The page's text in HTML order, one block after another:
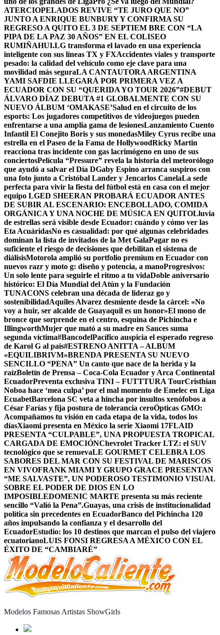
ATERCIOPELADOS REVIVE “TE JURO QUE NO”
JUNTO A ENRIQUE BUNBURY Y CONFIRMA SU
REGRESO A QUITO EL 3 DE SEPTIEM BRE CON “LA
PIPA DE LA PAZ 30 AÑOS” EN EL COLISEO
RUMIÑAHUI.LG transforma el lavado en una experiencia
inteligente con sus líneas TX y FXAccidentes viales y transporte
pesado: la calidad del vehículo como eje clave para una
movilidad más seguraLA CANTAUTORA ARGENTINA
YAMI SAFDIE LLEGARÁ POR PRIMERA VEZ A
ECUADOR CON SU “QUERIDA YO TOUR 2026”#DEBUT
ÁLVARO DÍAZ DEBUTA #1 GLOBALMENTE CON SU
NUEVO ÁLBUM ‘OMAKASE’Salud en el circuito de los
esports: Los jugadores competitivos de videojuegos pueden
enfrentarse a una amplia gama de lesionesLanzamiento Cuento
Infantil El Conejito Boris y sus monedasMiley Cyrus recibe una
estrella en el Paseo de la Fama de HollywoodRicky Martin
reacciona tras incidente con gas lacrimógeno en uno de sus
conciertosPelícula “Pressure” revela la historia del meteorólogo
que ayudó a salvar el Día DGaby Espino arranca suspiros con
una foto junto a Cristóbal Lander y Jencarlos CanelaLa sede
perfecta para vivir la fiesta del fútbol está en casa con el mejor
equipo LGED SHEERAN PROBARÁ ECUADOR ANTES
DE SUBIR AL ESCENARIO: ENCEBOLLADO, COMIDA
ORGÁNICA Y UNA NOCHE DE MÚSICA EN QUITOLluvia
de estrellas será visible desde Ecuador: cuándo y cómo ver las
Eta AcuáridasNo es casualidad: por qué algunas celebridades
dominan la lista de invitados de la Met GalaPagar no es
suficiente el riesgo de decisiones que debilitan el sistema de
diálisisMotorola amplió su portfolio premium en Ecuador con
nuevos razr y moto g: diseño y potencia, a manoProgresivos:
Un solo lente para seguirle el ritmo a tu vidaDoble aniversario
histórico: El Día Mundial del Atún y la Fundación
TUNACONS celebran una década de lideraz go y
sostenibilidadAquiles Alvarez desmiente desde la cárcel: «No
voy a huir, ser alcalde de Guayaquil es un honor»El mono de
bronce que sorprende en el centro, esquina de Pichincha e
IllingworthMujer que mató a su madre en Sauces suma
segunda víctima#BancodelPacífico auspicia el esperado regreso
de Karol G al país#ESTRENO ANITTA – ALBUM
«EQUILIBRIVM»BRENDA PRESENTA SU NUEVO
SENCILLO “PENA” Un canto que nace de la herida y la
raízBoletín de Prensa – Coca-Cola Ecuador y Arca Continental
EcuadorPreventa exclusiva TINI – FUTTTURA TourCristhian
Noboa hace ‘mea culpa’ por el mal momento de Emelec en Liga
EcuabetBarcelona SC veta a hincha por insultos xenófobos a
César Farías y fija postura de tolerancia ceroÓpticas GMO:
Acompañamos tu visión en cada etapa de la vida, todos los
díasXiaomi presenta en México la serie Xiaomi 17FLAID
PRESENTA “CULPABLE”, UNA PROPUESTA TROPICAL
CARGADA DE EMOCIÓNChevrolet Tracker LTZ: el SUV
tecnológico que se renuevaLE GOURMET CELEBRA LOS
SABORES DEL MAR CON SU FESTIVAL DE MARISCOS
EN VIVOFRANK MIAMI Y GRUPO GRACE PRESENTAN
“ME SALVASTE”, UN PODEROSO TESTIMONIO VISUAL
SOBRE EL PODER DE DIOS EN LO
IMPOSIBLEDOMENIC MARTE presenta su más reciente
sencillo “Valió la Pena”.Guayas, una crisis de institucionalidad
política sin precedentes en EcuadorBanco del Pichincha 120
años impulsando la confianza y el desarrollo del
EcuadorEstudio: los 10 destinos que marcan el pulso del viajero
ecuatorianoLUIS FONSI REGRESA A MÉXICO CON EL
ÉXITO DE “CAMBIARÉ”
Modelos Famosas Artistas ShowGirls